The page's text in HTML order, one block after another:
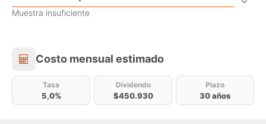
Muestra insuficiente
Costo mensual estimado
Costo mensual estimado
Tasa
5,0%
Dividendo
$450.930
Plazo
30 años